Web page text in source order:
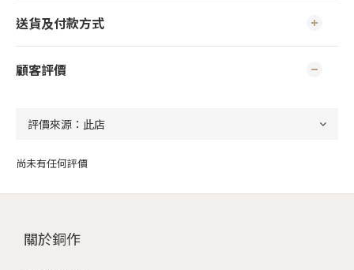
送貨及付款方式
顧客評價
尚未有任何評價
關於銅作